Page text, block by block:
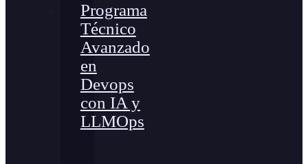
Programa
Técnico
Avanzado
en
Devops
con IA y
LLMOps